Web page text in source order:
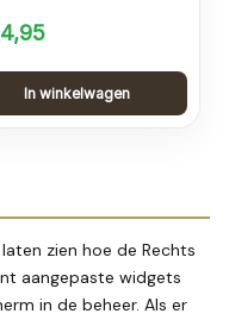
In winkelwagen
zien hoe de Rechts
aangepaste widgets
in de beheer. Als er